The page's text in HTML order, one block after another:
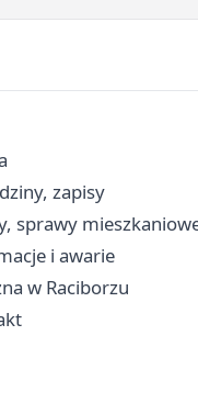
zapisy
sprawy
i awarie
w Raciborzu